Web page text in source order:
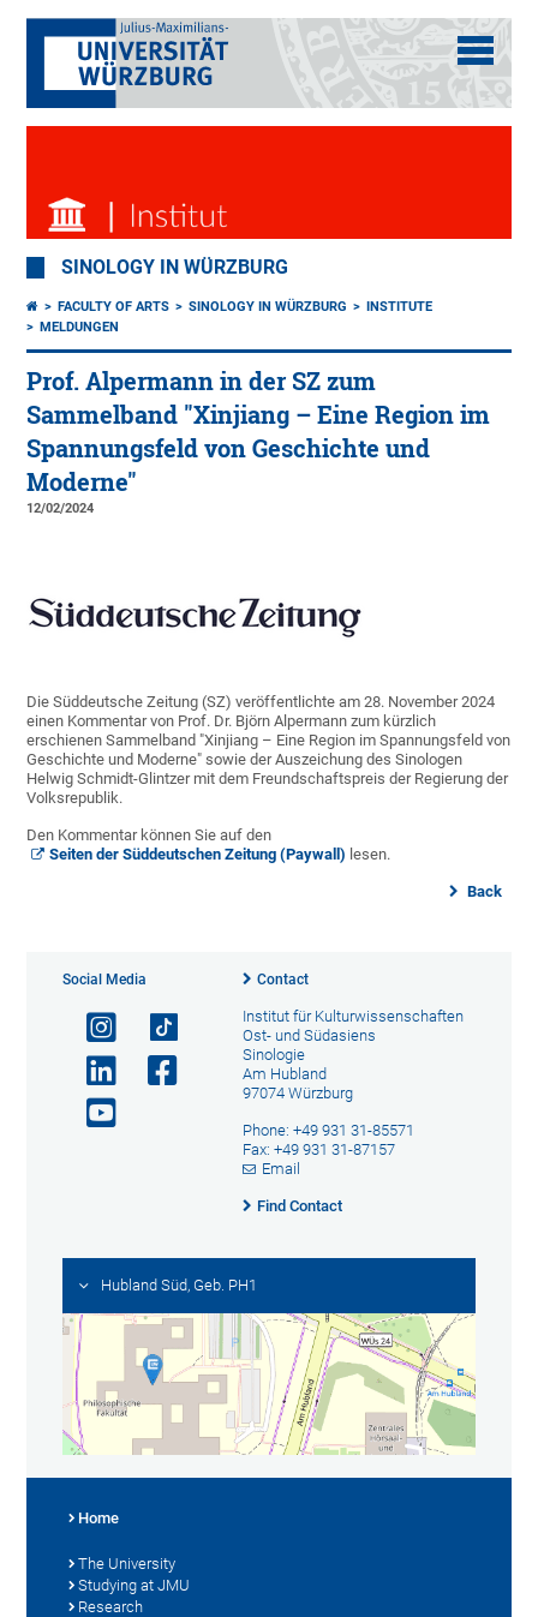
SINOLOGY IN WÜRZBURG
FACULTY OF ARTS SINOLOGY IN WÜRZBURG
INSTITUTE
MELDUNGEN
Prof. Alpermann in der SZ zum
Sammelband "Xinjiang – Eine Region im
Spannungsfeld von Geschichte und
Moderne"
12/02/2024
Die Süddeutsche Zeitung (SZ) veröffentlichte am 28. November 2024
einen Kommentar von Prof. Dr. Björn Alpermann zum kürzlich
erschienen Sammelband "Xinjiang – Eine Region im Spannungsfeld von
Geschichte und Moderne" sowie der Auszeichung des Sinologen
Helwig Schmidt-Glintzer mit dem Freundschaftspreis der Regierung der
Volksrepublik.
Den Kommentar können Sie auf den
Seiten der Süddeutschen Zeitung (Paywall) lesen.
Back
Social Media Contact
Institut für Kulturwissenschaften
Ost- und Südasiens
Sinologie
Am Hubland
97074 Würzburg
Phone: +49 931 31-85571
Fax: +49 931 31-87157
Email
Find Contact
Hubland Süd, Geb. PH1
Home
The University
Studying at JMU
Research